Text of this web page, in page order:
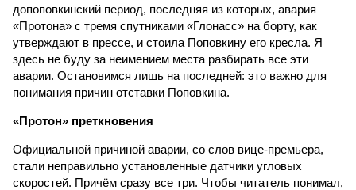
допоповкинский период, последняя из которых, авария
«Протона» с тремя спутниками «Глонасс» на борту, как
утверждают в прессе, и стоила Поповкину его кресла. Я
здесь не буду за неимением места разбирать все эти
аварии. Остановимся лишь на последней: это важно для
понимания причин отставки Поповкина.
«Протон» преткновения
Официальной причиной аварии, со слов вице-премьера,
стали неправильно установленные датчики угловых
скоростей. Причём сразу все три. Чтобы читатель понимал,